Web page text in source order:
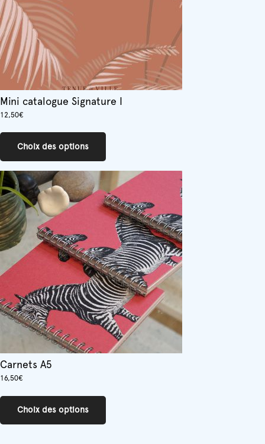
Mini catalogue Signature I
12,50€
Choix des options
variations.
Les
options
peuvent
être
choisies
sur
la
page
du
produit
Carnets A5
16,50€
Choix des options